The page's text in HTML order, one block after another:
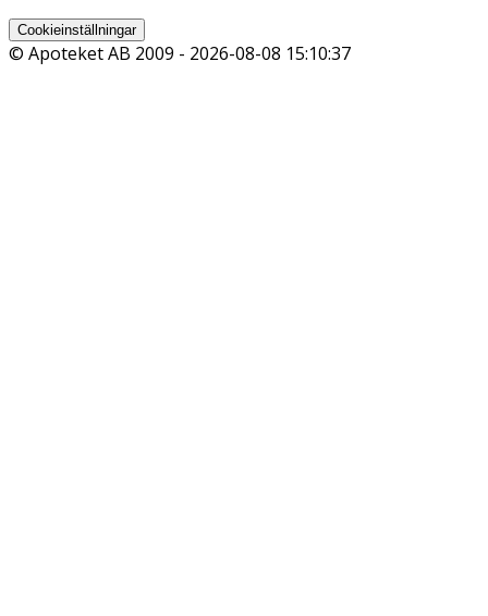
Cookieinställningar
© Apoteket AB 2009 - 2026-08-08 15:10:37